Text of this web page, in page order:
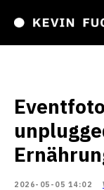
2026-05-05 14:02